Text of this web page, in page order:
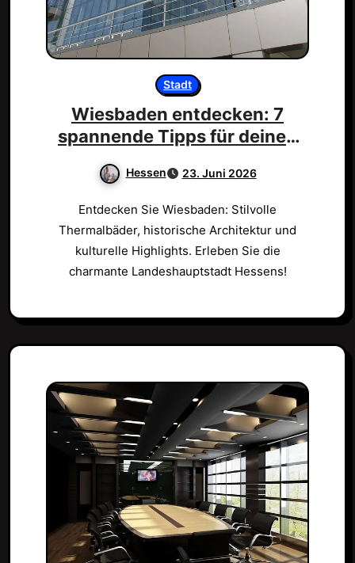
Stadt
Wiesbaden entdecken: 7
spannende Tipps für deinen
Hessen 23. Juni 2026
Entdecken Sie Wiesbaden: Stilvolle
Thermalbäder, historische Architektur und
kulturelle Highlights. Erleben Sie die
charmante Landeshauptstadt Hessens!